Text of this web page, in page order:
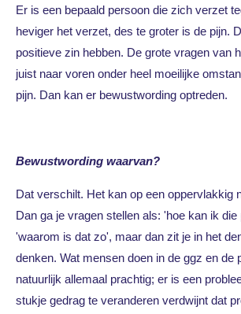
Er is een bepaald persoon die zich verzet
heviger het verzet, des te groter is de pijn.
positieve zin hebben. De grote vragen van
juist naar voren onder heel moeilijke
pijn. Dan kan er bewustwording optreden.
Bewustwording waarvan?
Dat verschilt. Het kan op een oppervlakkig
Dan ga je vragen stellen als: 'hoe kan ik
'waarom is dat zo', maar dan zit je in het
denken. Wat mensen doen in de ggz en de
natuurlijk allemaal prachtig; er is een
stukje gedrag te veranderen verdwijnt dat